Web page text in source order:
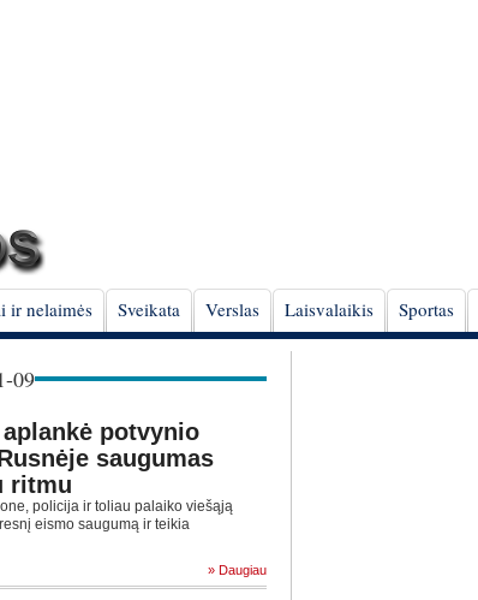
ir nelaimės Sveikata Verslas Laisvalaikis Sportas
09
potvynio
saugumas
ritmu
policija ir toliau palaiko viešąją
eismo saugumą ir teikia
» Daugiau